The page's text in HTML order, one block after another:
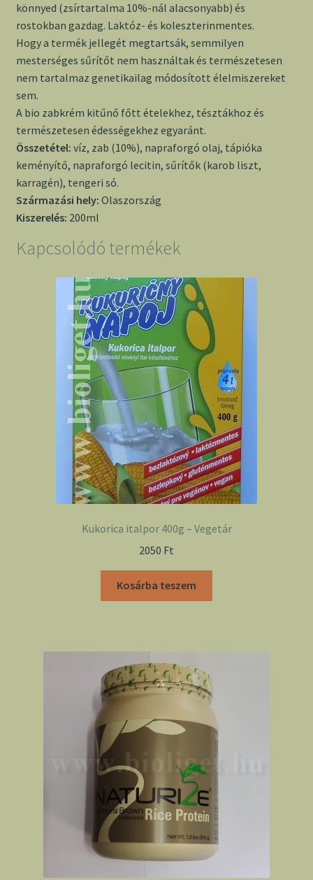
könnyed (zsírtartalma 10%-nál alacsonyabb) és
rostokban gazdag. Laktóz- és koleszterinmentes.
Hogy a termék jellegét megtartsák, semmilyen
mesterséges sűrítőt nem használtak és természetesen
nem tartalmaz genetikailag módosított élelmiszereket
sem.
A bio zabkrém kitűnő főtt ételekhez, tésztákhoz és
természetesen édességekhez egyaránt.
Összetétel: víz, zab (10%), napraforgó olaj, tápióka
keményítő, napraforgó lecitin, sűrítők (karob liszt,
karragén), tengeri só.
Származási hely: Olaszország
Kiszerelés: 200ml
Kapcsolódó termékek
Kukorica italpor 400g – Vegetár
2050 Ft
Kosárba teszem